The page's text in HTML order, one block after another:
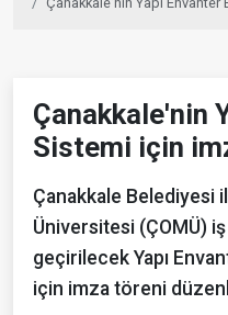
Çanakkale'nin
Sistemi için
Çanakkale Belediyesi
Üniversitesi (ÇOMÜ)
geçirilecek Yapı
için imza töreni